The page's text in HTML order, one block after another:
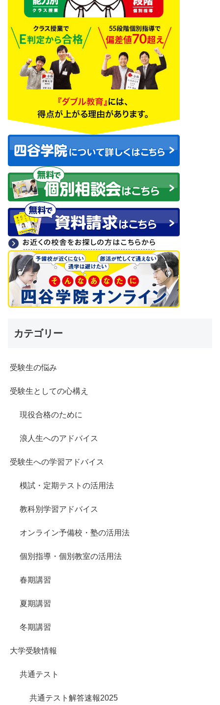
カテゴリー
受験生の悩み
受験生としての心構え
現役合格のために
浪人生へのアドバイス
受験生への学習アドバイス
模試・定期テストの活用法
教科別学習アドバイス
オンライン予備校・塾の活用法
個別指導・個別教室の活用法
春期講習
夏期講習
冬期講習
大学受験情報
共通テスト
共通テスト解答速報2025